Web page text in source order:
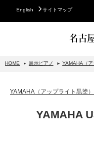
English サイトマップ
名古
グランドピアノ
HOME 展示ピアノ YAMAHA（ア
YAMAHA（アップライト黒塗）
YAMAHA